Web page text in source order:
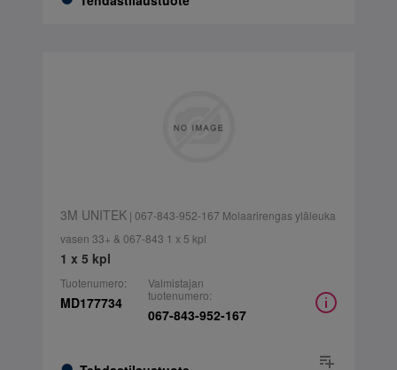
3M UNITEK| 067-843-952-167 Molaarirengas yläleuka
vasen 33+ & 067-843 1 x 5 kpl
1 x 5 kpl
Tuotenumero:
MD177734
Valmistajan
tuotenumero:
067-843-952-167